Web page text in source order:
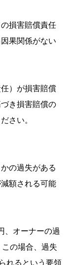
損害賠償責任
果関係がない
）が損害賠償
き損害賠償の
さい。
の過失がある
額される可能
、オーナーの過
の場合、過失
れるという要領